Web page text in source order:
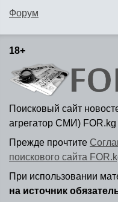
Форум
18+
Поисковый сайт
агрегатор СМИ) FOR.kg
Прежде прочтите
поискового сайта
При использовании
на источник